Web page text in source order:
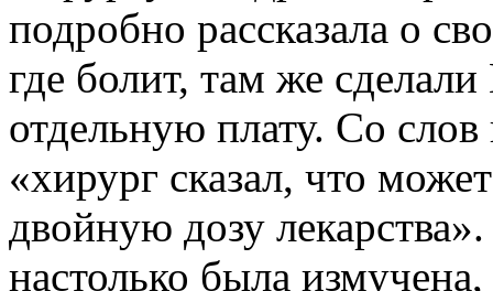
подробно рассказала о
где болит, там же
отдельную плату. Со
«хирург сказал, что
двойную дозу
настолько была